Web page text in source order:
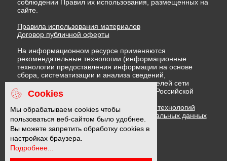
соблюдении Правил их использования, размещенных на
сайте.
Правила использования материалов
Договор публичной оферты
На информационном ресурсе применяются
рекомендательные технологии (информационные
технологии предоставления информации на основе
сбора, систематизации и анализа сведений,
относящихся к предпочтениям пользователей сети
"Интернет", находящихся на территории Российской
Федерации)
Правила применения рекомендательных технологий
Политика в отношении обработки персональных данных
Политика обработки файлов cookie
16 +
Cookies
Мы обрабатываем cookies чтобы
пользоваться веб-сайтом было удобнее.
Вы можете запретить обработку cookies в
настройках браузера.
Подробнее...